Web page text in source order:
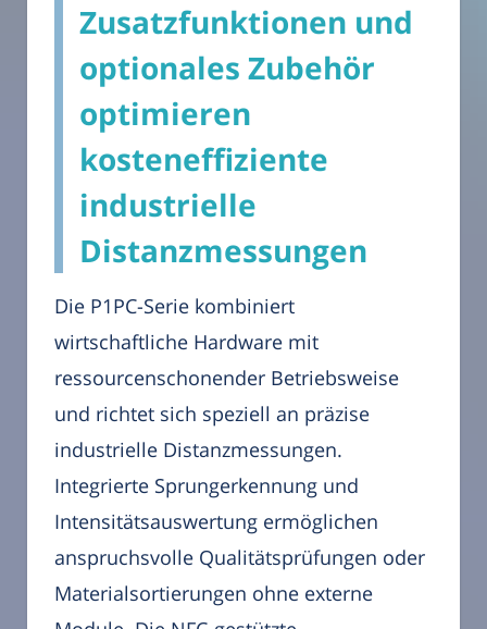
Zusatzfunktionen und
optionales Zubehör
optimieren
kosteneffiziente
industrielle
Distanzmessungen
Die P1PC-Serie kombiniert
wirtschaftliche Hardware mit
ressourcenschonender Betriebsweise
und richtet sich speziell an präzise
industrielle Distanzmessungen.
Integrierte Sprungerkennung und
Intensitätsauswertung ermöglichen
anspruchsvolle Qualitätsprüfungen oder
Materialsortierungen ohne externe